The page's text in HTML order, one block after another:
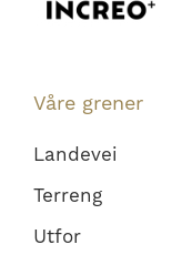
Våre grener
Landevei
Terreng
Utfor